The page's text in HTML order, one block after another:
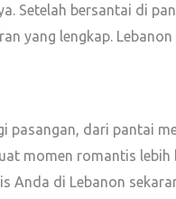
Setelah bersantai di
yang lengkap.
pasangan, dari pantai
momen romantis lebih
Anda di Lebanon